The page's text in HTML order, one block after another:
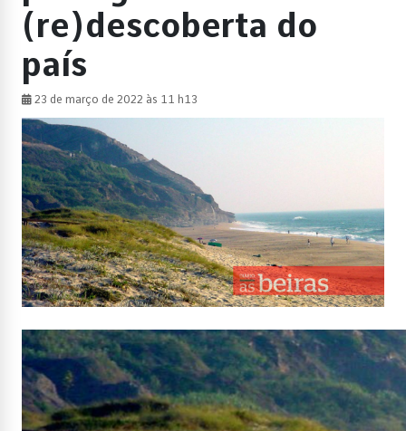
(re)descoberta do
país
23 de março de 2022 às 11 h13